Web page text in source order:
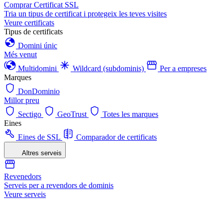
Comprar Certificat SSL
Tria un tipus de certificat i protegeix les teves visites
Veure certificats
Tipus de certificats
Domini únic
Més venut
Multidomini
Wildcard (subdominis)
Per a empreses
Marques
DonDominio
Millor preu
Sectigo
GeoTrust
Totes les marques
Eines
Eines de SSL
Comparador de certificats
Altres serveis
Revenedors
Serveis per a revendors de dominis
Veure serveis